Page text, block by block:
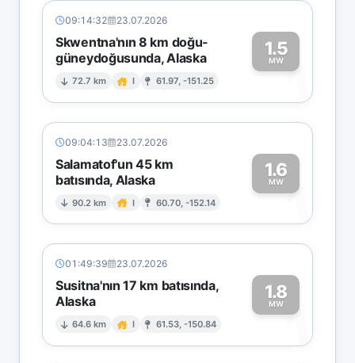
09:14:32 23.07.2026
Skwentna'nın 8 km doğu-
güneydoğusunda, Alaska
72.7 km I 61.97, -151.25
1.5
MW1
09:04:13 23.07.2026
Salamatof'un 45 km
batısında, Alaska
90.2 km I 60.70, -152.14
1.6
MW1
01:49:39 23.07.2026
Susitna'nın 17 km batısında,
Alaska
64.6 km I 61.53, -150.84
1.8
MW1